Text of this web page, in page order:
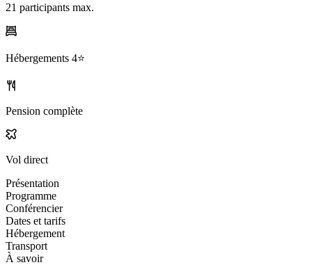
21 participants max.
Hébergements 4⭐️
Pension complète
Vol direct
Présentation
Programme
Conférencier
Dates et tarifs
Hébergement
Transport
À savoir